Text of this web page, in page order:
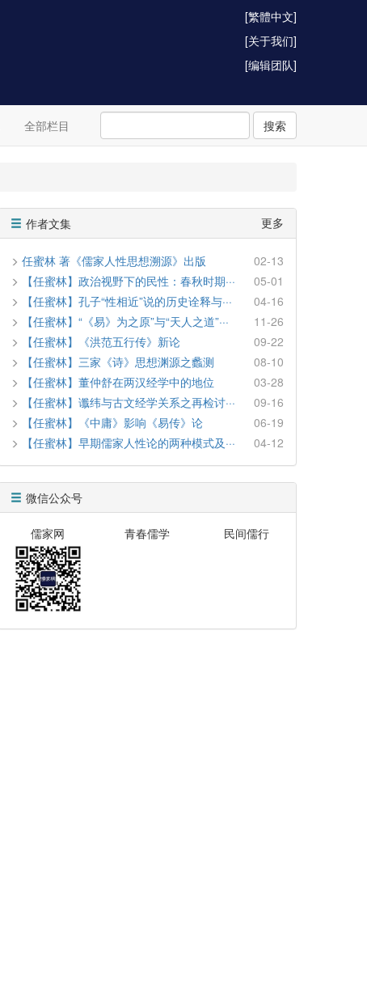
[繁體中文]
[关于我们]
[编辑团队]
全部栏目 搜索
作者文集 更多
任蜜林 著《儒家人性思想溯源》出版
02-13
【任蜜林】政治视野下的民性：春秋时期···
05-01
【任蜜林】孔子“性相近”说的历史诠释与···
04-16
【任蜜林】“《易》为之原”与“天人之道”···
11-26
【任蜜林】《洪范五行传》新论
09-22
【任蜜林】三家《诗》思想渊源之蠡测
08-10
【任蜜林】董仲舒在两汉经学中的地位
03-28
【任蜜林】谶纬与古文经学关系之再检讨···
09-16
【任蜜林】《中庸》影响《易传》论
06-19
【任蜜林】早期儒家人性论的两种模式及···
04-12
微信公众号
儒家网 青春儒学 民间儒行